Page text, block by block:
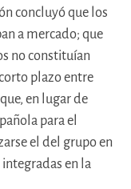
concluyó que los
a mercado; que
no constituían
plazo entre
en lugar de
para el
el del grupo en
en la